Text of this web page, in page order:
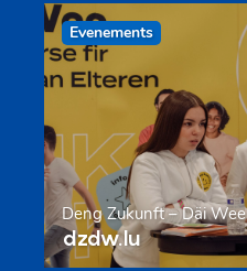
Evenements
Deng Zukunft – Däi Wee
dzdw.lu